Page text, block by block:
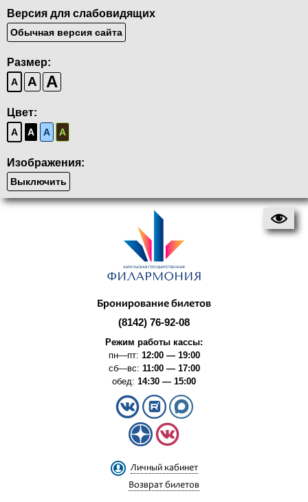
Версия для слабовидящих
Обычная версия сайта
Размер:
A A A
Цвет:
A A A A
Изображения:
Выключить
Бронирование билетов
(8142) 76-92-08
Режим работы кассы:
пн—пт: 12:00 — 19:00
сб—вс: 11:00 — 17:00
обед: 14:30 — 15:00
Личный кабинет
Возврат билетов